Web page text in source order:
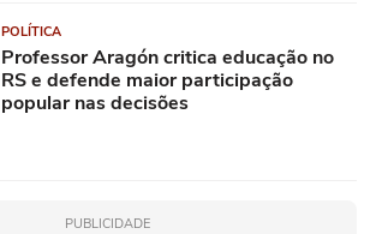
POLÍTICA
Professor Aragón critica educação no
RS e defende maior participação
popular nas decisões
PUBLICIDADE